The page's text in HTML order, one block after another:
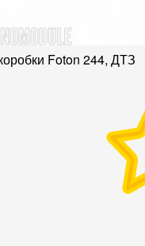
Foton 244, ДТЗ